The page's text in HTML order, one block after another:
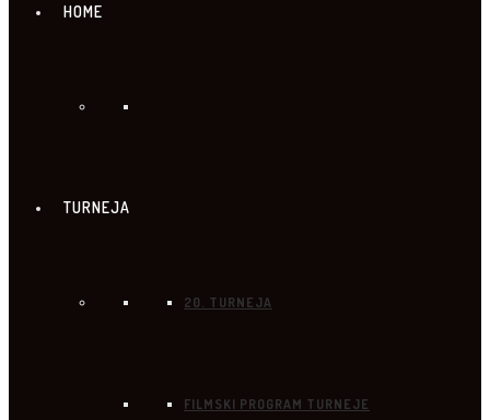
HOME
TURNEJA
20. TURNEJA
FILMSKI PROGRAM TURNEJE